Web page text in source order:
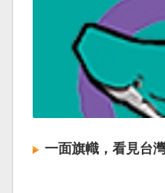
一面旗幟，看見台